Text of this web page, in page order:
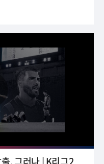
그러나 | K리그2